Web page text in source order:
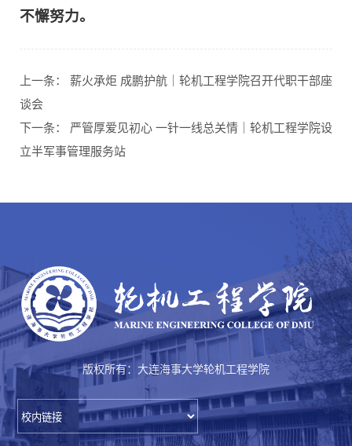
不懈努力。
上一条： 薪火承炬 成鹏护航｜轮机工程学院召开代职干部座
谈会
下一条： 严管厚爱见初心 一针一线总关情｜轮机工程学院设
立半军事管理服务站
版权所有：大连海事大学轮机工程学院